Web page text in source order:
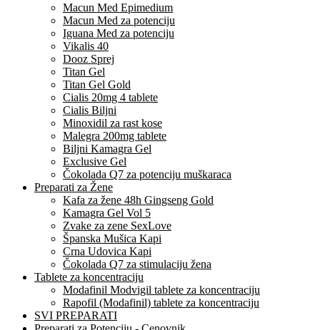
Macun Med Epimedium
Macun Med za potenciju
Iguana Med za potenciju
Vikalis 40
Dooz Sprej
Titan Gel
Titan Gel Gold
Cialis 20mg 4 tablete
Cialis Biljni
Minoxidil za rast kose
Malegra 200mg tablete
Biljni Kamagra Gel
Exclusive Gel
Čokolada Q7 za potenciju muškaraca
Preparati za Žene
Kafa za žene 48h Gingseng Gold
Kamagra Gel Vol 5
Zvake za zene SexLove
Španska Mušica Kapi
Crna Udovica Kapi
Čokolada Q7 za stimulaciju žena
Tablete za koncentraciju
Modafinil Modvigil tablete za koncentraciju
Rapofil (Modafinil) tablete za koncentraciju
SVI PREPARATI